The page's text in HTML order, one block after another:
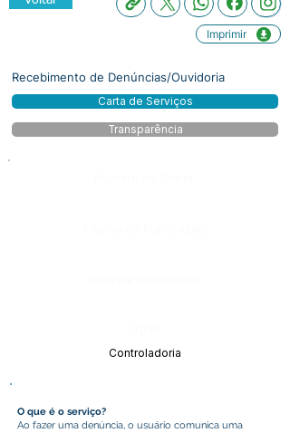
Imprimir
Recebimento de Denúncias/Ouvidoria
Carta de Serviços
Transparência
Controladoria
O que é o serviço?
Ao fazer uma denúncia, o usuário comunica uma